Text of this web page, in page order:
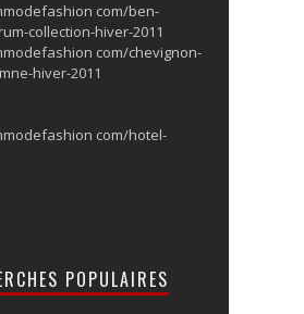
com/ben-
collection-hiver-2011
com/chevignon-
hiver-2011
com/hotel-
POPULAIRES